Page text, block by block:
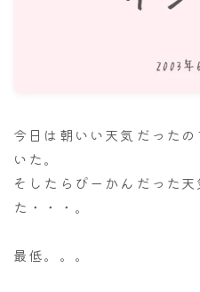
今日は朝いい天気だった
いた。
そしたらぴーかんだった
た・・・。
最低。。。